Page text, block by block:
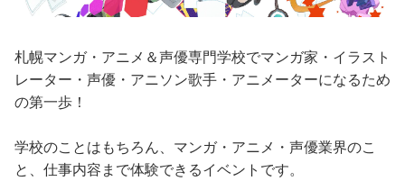
札幌マンガ・アニメ＆声優専門学校でマンガ家・イラスト
レーター・声優・アニソン歌手・アニメーターになるため
の第一歩！
学校のことはもちろん、マンガ・アニメ・声優業界のこ
と、仕事内容まで体験できるイベントです。